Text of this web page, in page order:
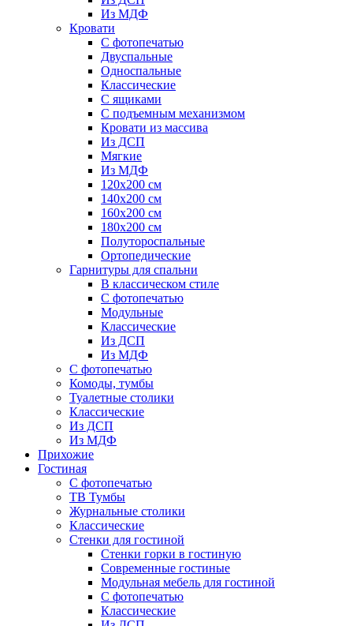
Из МДФ
Кровати
С фотопечатью
Двуспальные
Односпальные
Классические
С ящиками
С подъемным механизмом
Кровати из массива
Из ДСП
Мягкие
Из МДФ
120х200 см
140х200 см
160х200 см
180х200 см
Полутороспальные
Ортопедические
Гарнитуры для спальни
В классическом стиле
С фотопечатью
Модульные
Классические
Из ДСП
Из МДФ
С фотопечатью
Комоды, тумбы
Туалетные столики
Классические
Из ДСП
Из МДФ
Прихожие
Гостиная
С фотопечатью
ТВ Тумбы
Журнальные столики
Классические
Стенки для гостиной
Стенки горки в гостиную
Современные гостиные
Модульная мебель для гостиной
С фотопечатью
Классические